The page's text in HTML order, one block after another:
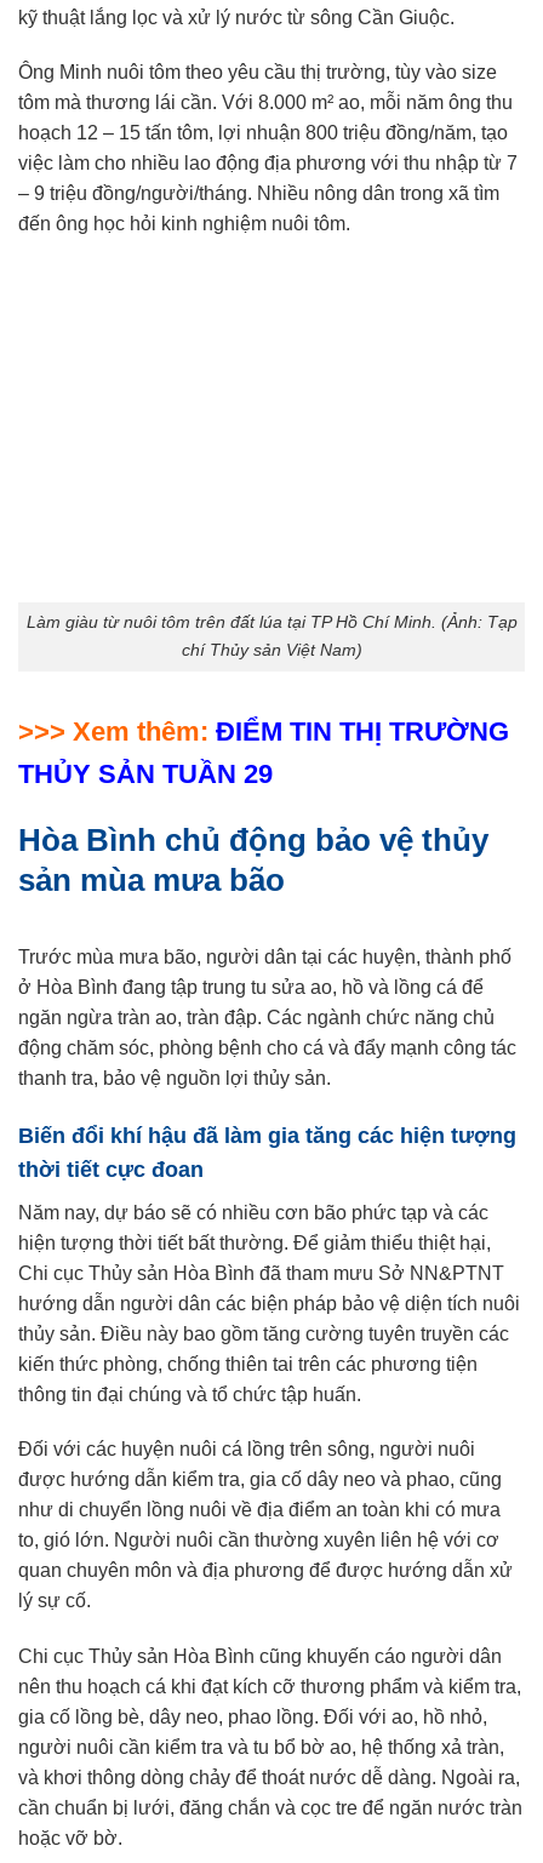
kỹ thuật lắng lọc và xử lý nước từ sông Cần Giuộc.
Ông Minh nuôi tôm theo yêu cầu thị trường, tùy vào size
tôm mà thương lái cần. Với 8.000 m² ao, mỗi năm ông thu
hoạch 12 – 15 tấn tôm, lợi nhuận 800 triệu đồng/năm, tạo
việc làm cho nhiều lao động địa phương với thu nhập từ 7
– 9 triệu đồng/người/tháng. Nhiều nông dân trong xã tìm
đến ông học hỏi kinh nghiệm nuôi tôm.
Làm giàu từ nuôi tôm trên đất lúa tại TP Hồ Chí Minh. (Ảnh: Tạp
chí Thủy sản Việt Nam)
>>> Xem thêm: ĐIỂM TIN THỊ TRƯỜNG
THỦY SẢN TUẦN 29
Hòa Bình chủ động bảo vệ thủy
sản mùa mưa bão
Trước mùa mưa bão, người dân tại các huyện, thành phố
ở Hòa Bình đang tập trung tu sửa ao, hồ và lồng cá để
ngăn ngừa tràn ao, tràn đập. Các ngành chức năng chủ
động chăm sóc, phòng bệnh cho cá và đẩy mạnh công tác
thanh tra, bảo vệ nguồn lợi thủy sản.
Biến đổi khí hậu đã làm gia tăng các hiện tượng
thời tiết cực đoan
Năm nay, dự báo sẽ có nhiều cơn bão phức tạp và các
hiện tượng thời tiết bất thường. Để giảm thiểu thiệt hại,
Chi cục Thủy sản Hòa Bình đã tham mưu Sở NN&PTNT
hướng dẫn người dân các biện pháp bảo vệ diện tích nuôi
thủy sản. Điều này bao gồm tăng cường tuyên truyền các
kiến thức phòng, chống thiên tai trên các phương tiện
thông tin đại chúng và tổ chức tập huấn.
Đối với các huyện nuôi cá lồng trên sông, người nuôi
được hướng dẫn kiểm tra, gia cố dây neo và phao, cũng
như di chuyển lồng nuôi về địa điểm an toàn khi có mưa
to, gió lớn. Người nuôi cần thường xuyên liên hệ với cơ
quan chuyên môn và địa phương để được hướng dẫn xử
lý sự cố.
Chi cục Thủy sản Hòa Bình cũng khuyến cáo người dân
nên thu hoạch cá khi đạt kích cỡ thương phẩm và kiểm tra,
gia cố lồng bè, dây neo, phao lồng. Đối với ao, hồ nhỏ,
người nuôi cần kiểm tra và tu bổ bờ ao, hệ thống xả tràn,
và khơi thông dòng chảy để thoát nước dễ dàng. Ngoài ra,
cần chuẩn bị lưới, đăng chắn và cọc tre để ngăn nước tràn
hoặc vỡ bờ.